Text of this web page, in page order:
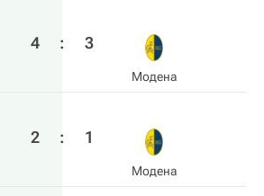
4 : 3
Модена
2 : 1
Модена